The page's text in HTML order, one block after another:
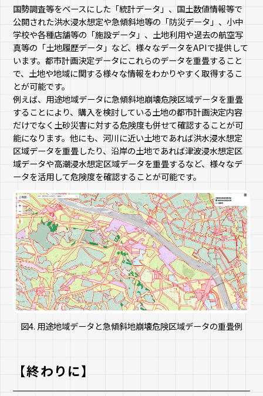
国勢調査等をベースにした「統計データ」、国土数値情報等で
公開された洪水浸水想定や急傾斜地等の「防災データ」、小中
学校や各種店舗等の「施設データ」、土地利用や過去の航空写
真等の「土地履歴データ」など、様々なデータをAPIで提供して
います。都市計画決定データにこれらのデータを重畳すること
で、土地や地域に関する様々な情報をわかりやすく取得するこ
とが可能です。
例えば、用途地域データに急傾斜地崩壊危険区域データを重畳
することにより、購入を検討している土地の都市計画決定内容
だけでなく土砂災害に対する危険度も併せて確認することが可
能になります。他にも、河川に近い土地であれば洪水浸水想定
区域データを重畳したり、沿岸の土地であれば津波浸水想定区
域データや高潮浸水想定区域データを重畳するなど、様々なデ
ータを活用して危険度を確認することが可能です。
図4. 用途地域データと急傾斜地崩壊危険区域データの重畳例
【終わりに】